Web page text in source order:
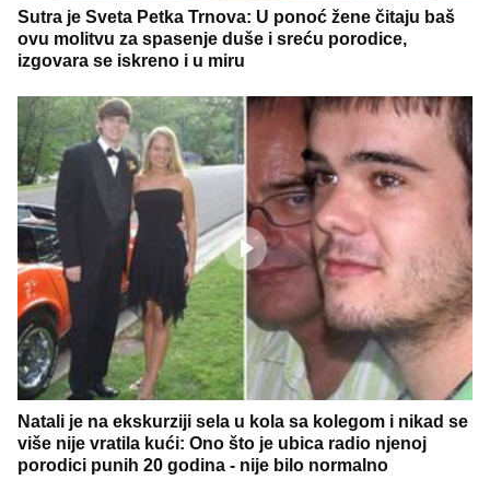
Sutra je Sveta Petka Trnova: U ponoć žene čitaju baš
ovu molitvu za spasenje duše i sreću porodice,
izgovara se iskreno i u miru
Natali je na ekskurziji sela u kola sa kolegom i nikad se
više nije vratila kući: Ono što je ubica radio njenoj
porodici punih 20 godina - nije bilo normalno